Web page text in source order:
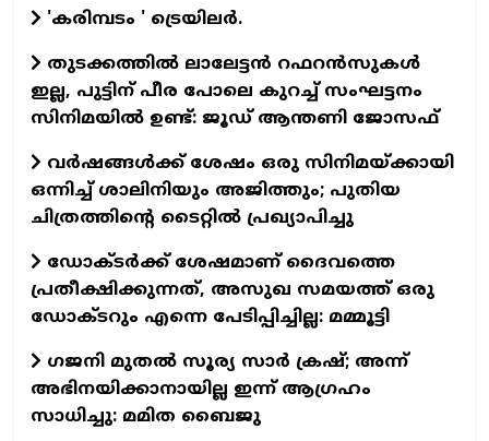
'കരിമ്പടം ' ട്രെയിലര്‍.
തുടക്കത്തില്‍ ലാലേട്ടന്‍ റഫറന്‍സുകള്‍
ഇല്ല, പുട്ടിന് പീര പോലെ കുറച്ച് സംഘട്ടനം
സിനിമയില്‍ ഉണ്ട്: ജൂഡ് ആന്തണി ജോസഫ്
വര്‍ഷങ്ങള്‍ക്ക് ശേഷം ഒരു സിനിമയ്ക്കായി
ഒന്നിച്ച് ശാലിനിയും അജിത്തും; പുതിയ
ചിത്രത്തിന്റെ ടൈറ്റില്‍ പ്രഖ്യാപിച്ചു
ഡോക്ടര്‍ക്ക് ശേഷമാണ് ദൈവത്തെ
പ്രതീക്ഷിക്കുന്നത്, അസുഖ സമയത്ത് ഒരു
ഡോക്ടറും എന്നെ പേടിപ്പിച്ചില്ല: മമ്മൂട്ടി
ഗജനി മുതല്‍ സൂര്യ സാര്‍ ക്രഷ്; അന്ന്
അഭിനയിക്കാനായില്ല ഇന്ന് ആഗ്രഹം
സാധിച്ചു: മമിത ബൈജു